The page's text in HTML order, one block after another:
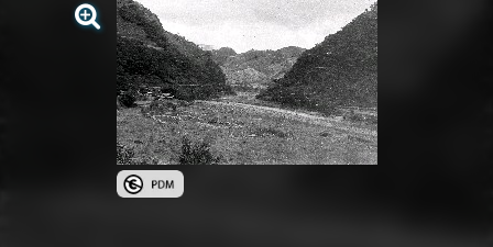
查看大圖
公眾領域標章(PDM)